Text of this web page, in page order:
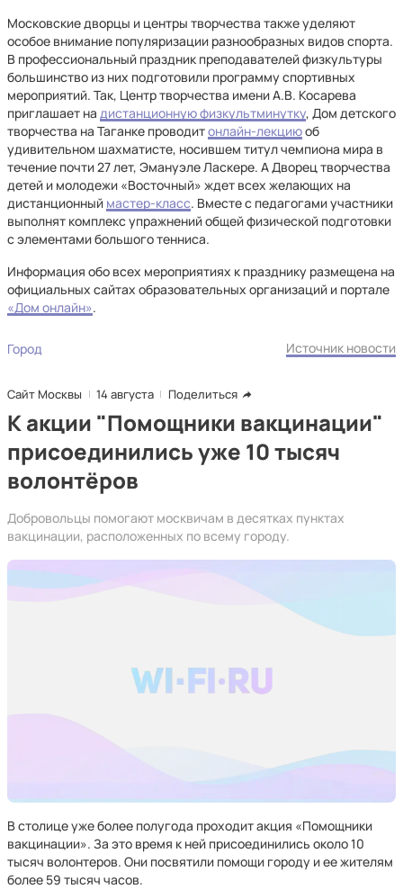
Московские дворцы и центры творчества также уделяют
особое внимание популяризации разнообразных видов спорта.
В профессиональный праздник преподавателей физкультуры
большинство из них подготовили программу спортивных
мероприятий. Так, Центр творчества имени А.В. Косарева
приглашает на дистанционную физкультминутку, Дом детского
творчества на Таганке проводитонлайн-лекциюоб
удивительном шахматисте, носившем титул чемпиона мира в
течение почти 27 лет, Эмануэле Ласкере. А Дворец творчества
детей и молодежи «Восточный» ждет всех желающих на
дистанционный мастер-класс. Вместе с педагогами участники
выполнят комплекс упражнений общей физической подготовки
с элементами большого тенниса.
Информация обо всех мероприятиях к празднику размещена на
официальных сайтах образовательных организаций и портале
«Дом онлайн».
Город Источник новости
Сайт Москвы 14 августа Поделиться
К акции "Помощники вакцинации"
присоединились уже 10 тысяч
волонтёров
Добровольцы помогают москвичам в десятках пунктах
вакцинации, расположенных по всему городу.
В столице уже более полугода проходит акция «Помощники
вакцинации». За это время к ней присоединились около 10
тысяч волонтеров. Они посвятили помощи городу и ее жителям
более 59 тысяч часов.